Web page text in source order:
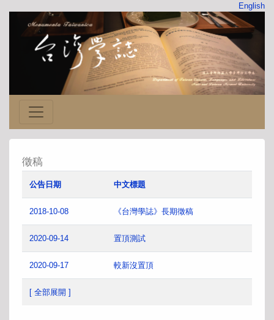
English
徵稿
公告日期 中文標題
2018-10-08 《台灣學誌》長期徵稿
2020-09-14 置頂測試
2020-09-17 較新沒置頂
[ 全部展開 ]